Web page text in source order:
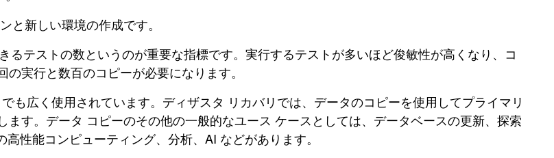
と新しい環境の作成です。
テストの数というのが重要な指標です。実行するテストが多いほど俊敏性が高くなり、コ
実行と数百のコピーが必要になります。
も広く使用されています。ディザスタ リカバリでは、データのコピーを使用してプライマリ
す。データ コピーのその他の一般的なユース ケースとしては、データベースの更新、探索
性能コンピューティング、分析、AI などがあります。